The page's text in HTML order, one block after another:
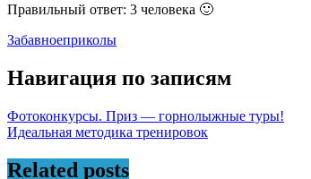
Правильный ответ: 3 человека 🙂
Забавноеприколы
Навигация по записям
Фотоконкурсы. Приз — горнолыжные туры!
Идеальная методика тренировок
Related posts